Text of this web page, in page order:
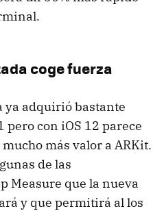
coge fuerza
ya adquirió bastante
con iOS 12 parece
más valor a ARKit.
de las
Measure que la nueva
y que permitirá al los